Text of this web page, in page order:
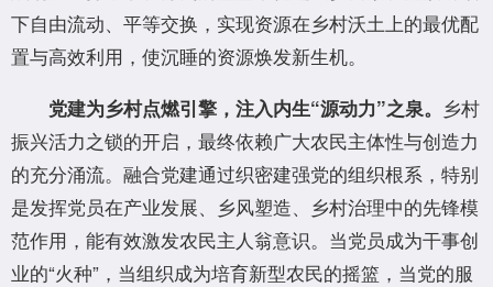
下自由流动、平等交换，实现资源在乡村沃土上的最优配
置与高效利用，使沉睡的资源焕发新生机。
党建为乡村点燃引擎，注入内生“源动力”之泉。 乡村
振兴活力之锁的开启，最终依赖广大农民主体性与创造力
的充分涌流。融合党建通过织密建强党的组织根系，特别
是发挥党员在产业发展、乡风塑造、乡村治理中的先锋模
范作用，能有效激发农民主人翁意识。当党员成为干事创
业的“火种”，当组织成为培育新型农民的摇篮，当党的服